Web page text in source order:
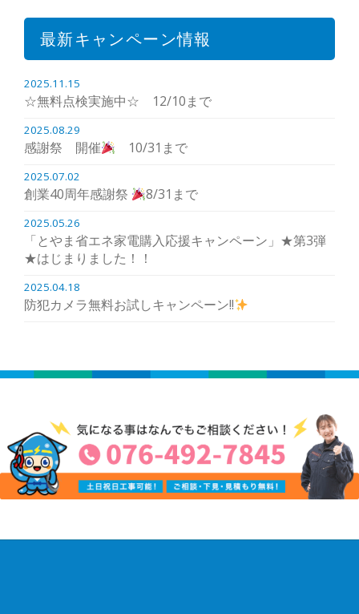
最新キャンペーン情報
2025.11.15
☆無料点検実施中☆ 12/10まで
2025.08.29
感謝祭 開催 10/31まで
2025.07.02
創業40周年感謝祭 8/31まで
2025.05.26
「とやま省エネ家電購入応援キャンペーン」★第3弾
★はじまりました！！
2025.04.18
防犯カメラ無料お試しキャンペーン!!